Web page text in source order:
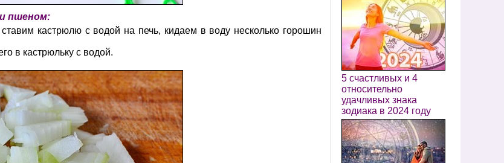
пшеном:
кастрюлю с водой на печь, кидаем в воду несколько горошин
в кастрюльку с водой.
5 счастливых и 4
относительно
удачливых знака
зодиака в 2024 году